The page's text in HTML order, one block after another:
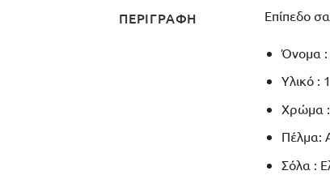
ΠΕΡΙΓΡΑΦΉ Επίπεδο
Όνομα :
Υλικό :
Χρώμα :
Πέλμα:
Σόλα :